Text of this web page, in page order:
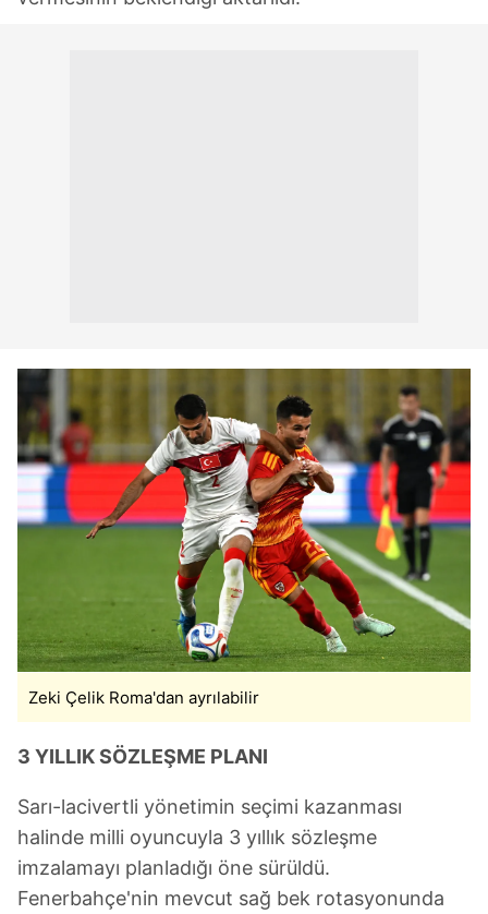
Zeki Çelik Roma'dan ayrılabilir
3 YILLIK SÖZLEŞME PLANI
Sarı-lacivertli yönetimin seçimi kazanması
halinde milli oyuncuyla 3 yıllık sözleşme
imzalamayı planladığı öne sürüldü.
Fenerbahçe'nin mevcut sağ bek rotasyonunda